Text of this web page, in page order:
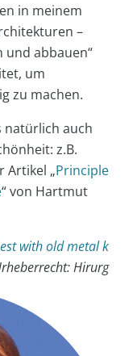
in meinem
–
und abbauen“
um
zu machen.
natürlich auch
z.B.
Artikel „Principle
“ von Hartmut
with old metal k
Hirurg